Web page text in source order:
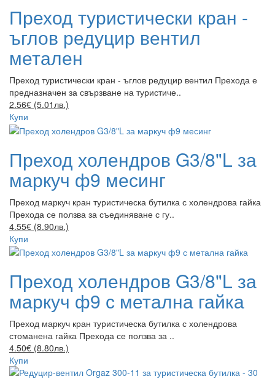
Преход туристически кран -
ъглов редуцир вентил
метален
Преход туристически кран - ъглов редуцир вентил Прехода е
предназначен за свързване на туристиче..
2.56€ (5.01лв.)
Купи
Преход холендров G3/8"L за
маркуч ф9 месинг
Преход маркуч кран туристическа бутилка с холендрова гайка
Прехода се ползва за съединяване с гу..
4.55€ (8.90лв.)
Купи
Преход холендров G3/8"L за
маркуч ф9 с метална гайка
Преход маркуч кран туристическа бутилка с холендрова
стоманена гайка Прехода се ползва за ..
4.50€ (8.80лв.)
Купи